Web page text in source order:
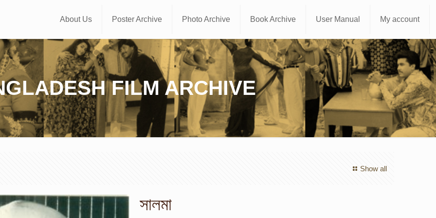
About Us Poster Archive Photo Archive Book Archive User Manual My account
FILM ARCHIVE
Show all
সালমা